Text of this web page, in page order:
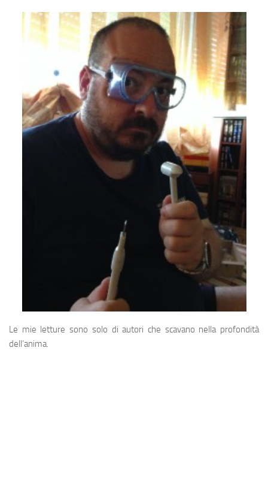
Le mie letture sono solo di autori che scavano nella profondità
dell’anima.